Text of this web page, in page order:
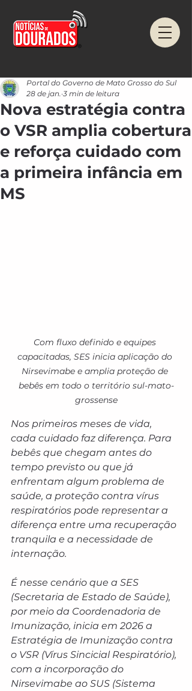
Nova estratégia contra
o VSR amplia cobertura
e reforça cuidado com
a primeira infância em
MS
Portal do Governo de Mato Grosso do Sul
28 de jan. 3 min de leitura
Com fluxo definido e equipes
capacitadas, SES inicia aplicação do
Nirsevimabe e amplia proteção de
bebês em todo o território sul-mato-
grossense
Nos primeiros meses de vida,
cada cuidado faz diferença. Para
bebês que chegam antes do
tempo previsto ou que já
enfrentam algum problema de
saúde, a proteção contra vírus
respiratórios pode representar a
diferença entre uma recuperação
tranquila e a necessidade de
internação.
É nesse cenário que a SES
(Secretaria de Estado de Saúde),
por meio da Coordenadoria de
Imunização, inicia em 2026 a
Estratégia de Imunização contra
o VSR (Vírus Sincicial Respiratório),
com a incorporação do
Nirsevimabe ao SUS (Sistema